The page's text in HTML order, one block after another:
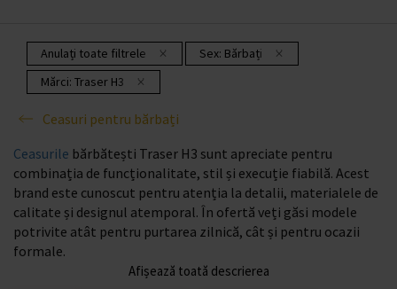
Anulați toate filtrele Sex: Bărbați
Mărci: Traser H3
Ceasuri pentru bărbați
Ceasurile bărbătești Traser H3 sunt apreciate pentru
combinația de funcționalitate, stil și execuție fiabilă. Acest
brand este cunoscut pentru atenția la detalii, materialele de
calitate și designul atemporal. În ofertă veți găsi modele
potrivite atât pentru purtarea zilnică, cât și pentru ocazii
formale.
Afișează toată descrierea